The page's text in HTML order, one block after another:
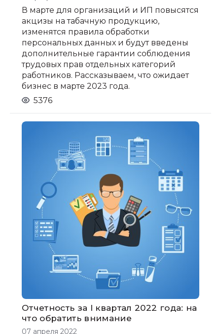
В марте для организаций и ИП повысятся
акцизы на табачную продукцию,
изменятся правила обработки
персональных данных и будут введены
дополнительные гарантии соблюдения
трудовых прав отдельных категорий
работников. Рассказываем, что ожидает
бизнес в марте 2023 года.
5376
Отчетность за I квартал 2022 года: на
что обратить внимание
07 апреля 2022